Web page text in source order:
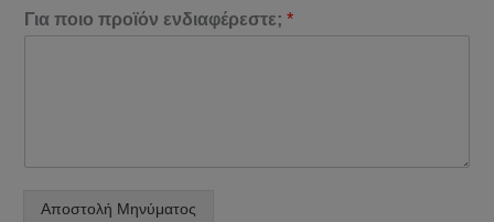
Για ποιο προϊόν ενδιαφέρεστε;*
Αποστολή Μηνύματος